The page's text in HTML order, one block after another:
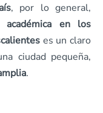
, por lo general,
académica en los
es un claro
ciudad pequeña,
.